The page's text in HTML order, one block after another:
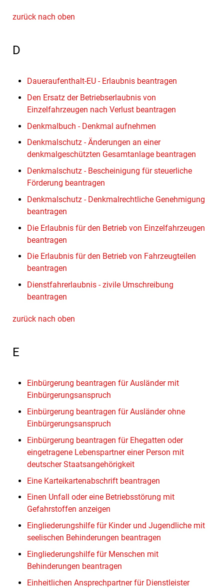
zurück nach oben
D
Daueraufenthalt-EU - Erlaubnis beantragen
Den Ersatz der Betriebserlaubnis von
Einzelfahrzeugen nach Verlust beantragen
Denkmalbuch - Denkmal aufnehmen
Denkmalschutz - Änderungen an einer
denkmalgeschützten Gesamtanlage beantragen
Denkmalschutz - Bescheinigung für steuerliche
Förderung beantragen
Denkmalschutz - Denkmalrechtliche Genehmigung
beantragen
Die Erlaubnis für den Betrieb von Einzelfahrzeugen
beantragen
Die Erlaubnis für den Betrieb von Fahrzeugteilen
beantragen
Dienstfahrerlaubnis - zivile Umschreibung
beantragen
zurück nach oben
E
Einbürgerung beantragen für Ausländer mit
Einbürgerungsanspruch
Einbürgerung beantragen für Ausländer ohne
Einbürgerungsanspruch
Einbürgerung beantragen für Ehegatten oder
eingetragene Lebenspartner einer Person mit
deutscher Staatsangehörigkeit
Eine Karteikartenabschrift beantragen
Einen Unfall oder eine Betriebsstörung mit
Gefahrstoffen anzeigen
Eingliederungshilfe für Kinder und Jugendliche mit
seelischen Behinderungen beantragen
Eingliederungshilfe für Menschen mit
Behinderungen beantragen
Einheitlichen Ansprechpartner für Dienstleister